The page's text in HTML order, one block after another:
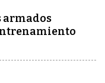
armados